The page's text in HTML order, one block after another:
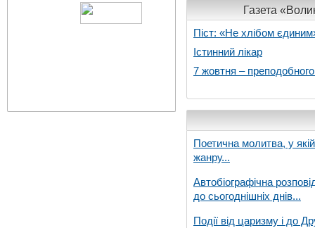
Газета
Піст: «Не хлібом
Істинний лікар
7 жовтня –
Поетична молитва, у
жанру...
Автобіографічна
до сьогоднішніх днів...
Події від царизму і до